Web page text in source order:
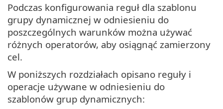
Podczas konfigurowania reguł dla szablonu
grupy dynamicznej w odniesieniu do
poszczególnych warunków można używać
różnych operatorów, aby osiągnąć zamierzony
cel.
W poniższych rozdziałach opisano reguły i
operacje używane w odniesieniu do
szablonów grup dynamicznych: